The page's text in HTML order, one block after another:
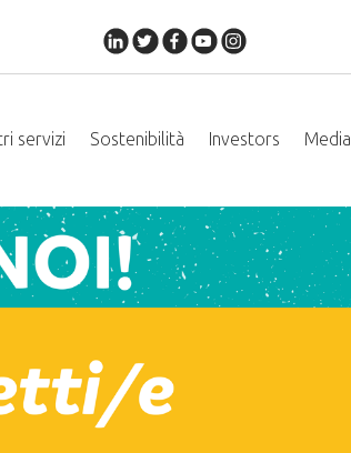
servizi Sostenibilità Investors Media